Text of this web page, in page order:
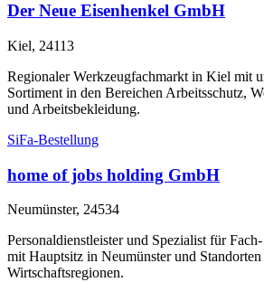
Der Neue Eisenhenkel GmbH
Kiel, 24113
Regionaler Werkzeugfachmarkt in Kiel mit
Sortiment in den Bereichen Arbeitsschutz,
und Arbeitsbekleidung.
SiFa-Bestellung
home of jobs holding GmbH
Neumünster, 24534
Personaldienstleister und Spezialist für
mit Hauptsitz in Neumünster und Standorten
Wirtschaftsregionen.